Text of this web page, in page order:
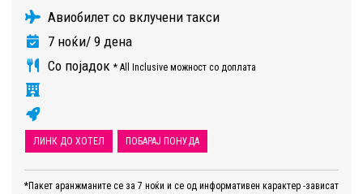
Авиобилет со вклучени такси
7 ноќи/ 9 дена
Со појадок * All Inclusive можност со доплата
ЛИНК ДО ХОТЕЛ ПОБАРАЈ ПОНУДА
*Пакет аранжманите се за 7 ноќи и се од информативен карактер -зависат